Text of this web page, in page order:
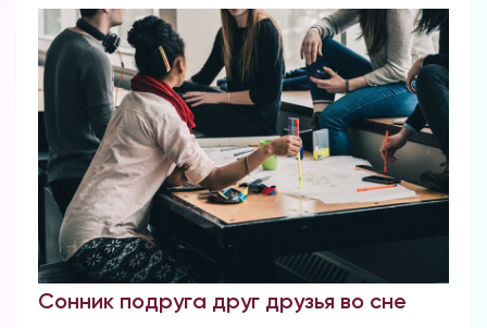
Сонник подруга друг друзья во сне